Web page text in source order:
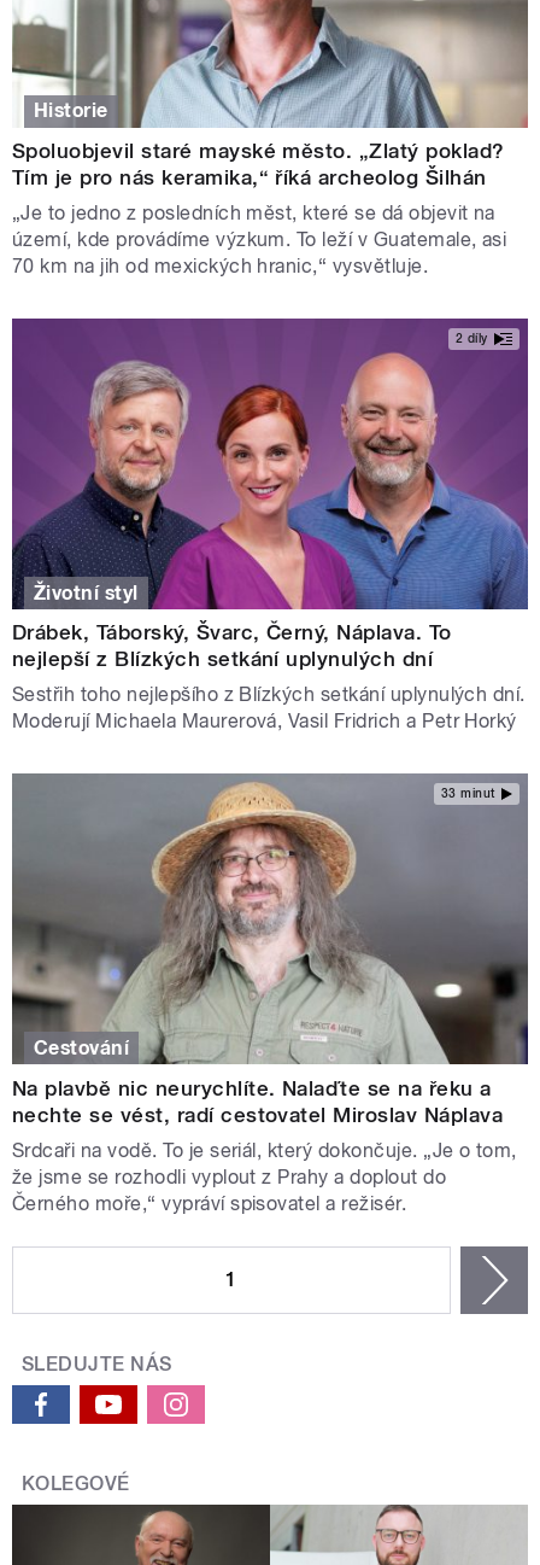
Historie
Spoluobjevil staré mayské město. „Zlatý poklad?
Tím je pro nás keramika,“ říká archeolog Šilhán
„Je to jedno z posledních měst, které se dá objevit na
území, kde provádíme výzkum. To leží v Guatemale, asi
70 km na jih od mexických hranic,“ vysvětluje.
2 díly
Životní styl
Drábek, Táborský, Švarc, Černý, Náplava. To
nejlepší z Blízkých setkání uplynulých dní
Sestřih toho nejlepšího z Blízkých setkání uplynulých dní.
Moderují Michaela Maurerová, Vasil Fridrich a Petr Horký
33 minut
Cestování
Na plavbě nic neurychlíte. Nalaďte se na řeku a
nechte se vést, radí cestovatel Miroslav Náplava
Srdcaři na vodě. To je seriál, který dokončuje. „Je o tom,
že jsme se rozhodli vyplout z Prahy a doplout do
Černého moře,“ vypráví spisovatel a režisér.
1
SLEDUJTE NÁS
KOLEGOVÉ